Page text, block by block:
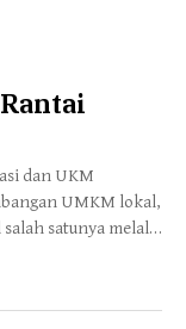
dan UKM
UMKM lokal,
satunya melalui